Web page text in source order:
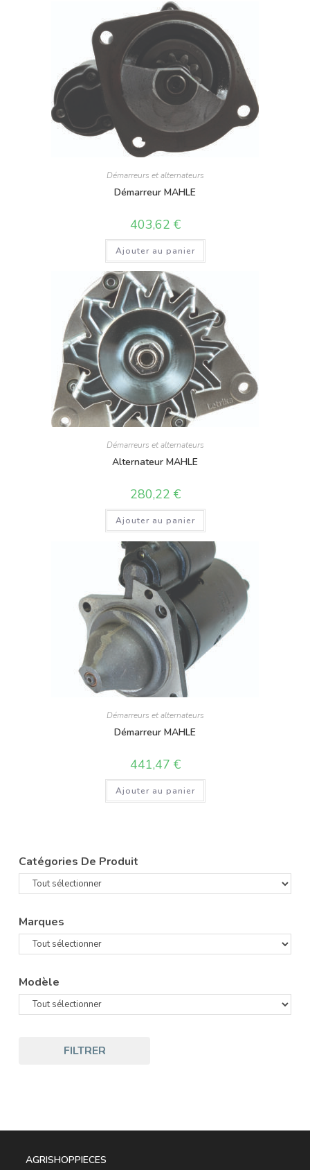
Démarreurs et alternateurs
Démarreur MAHLE
403,62 €
Ajouter au panier
Démarreurs et alternateurs
Alternateur MAHLE
280,22 €
Ajouter au panier
Démarreurs et alternateurs
Démarreur MAHLE
441,47 €
Ajouter au panier
Catégories De Produit
Marques
Modèle
FILTRER
AGRISHOPPIECES